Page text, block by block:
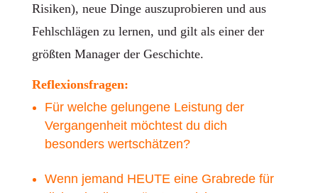
Risiken), neue Dinge auszuprobieren und aus
Fehlschlägen zu lernen, und gilt als einer der
größten Manager der Geschichte.
Reflexionsfragen:
Für welche gelungene Leistung der
Vergangenheit möchtest du dich
besonders wertschätzen?
Wenn jemand HEUTE eine Grabrede für